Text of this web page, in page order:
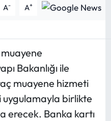
A- A+
Bakanlığı ile
muayene hizmeti
uygulamayla birlikte
erecek. Banka kartı